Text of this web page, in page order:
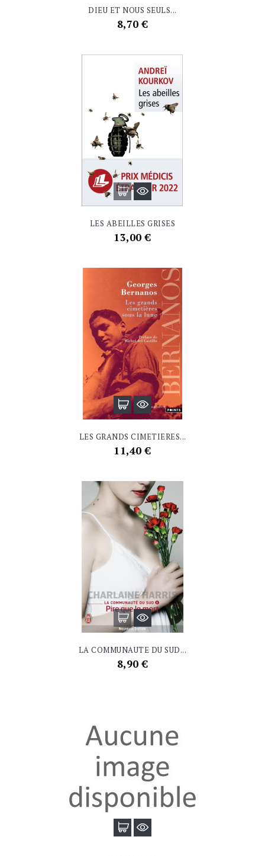
DIEU ET NOUS SEULS...
Prix
8,70 €
LES ABEILLES GRISES
Prix
13,00 €
LES GRANDS CIMETIERES...
Prix
11,40 €
LA COMMUNAUTE DU SUD...
Prix
8,90 €